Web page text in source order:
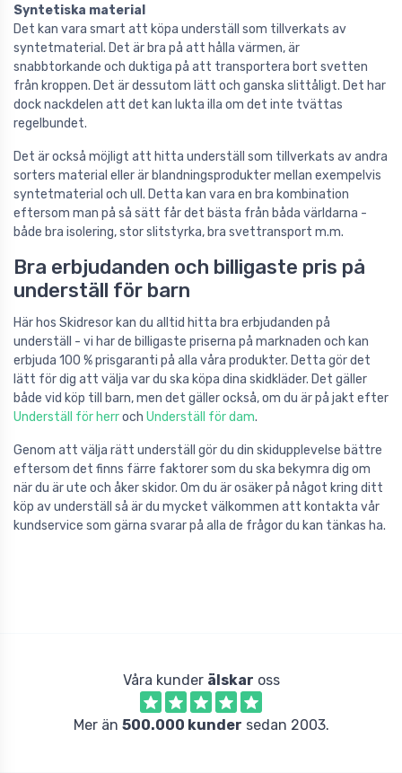
Syntetiska material
Det kan vara smart att köpa underställ som tillverkats av
syntetmaterial. Det är bra på att hålla värmen, är
snabbtorkande och duktiga på att transportera bort svetten
från kroppen. Det är dessutom lätt och ganska slittåligt. Det har
dock nackdelen att det kan lukta illa om det inte tvättas
regelbundet.
Det är också möjligt att hitta underställ som tillverkats av andra
sorters material eller är blandningsprodukter mellan exempelvis
syntetmaterial och ull. Detta kan vara en bra kombination
eftersom man på så sätt får det bästa från båda världarna -
både bra isolering, stor slitstyrka, bra svettransport m.m.
Bra erbjudanden och billigaste pris på
underställ för barn
Här hos Skidresor kan du alltid hitta bra erbjudanden på
underställ - vi har de billigaste priserna på marknaden och kan
erbjuda 100 % prisgaranti på alla våra produkter. Detta gör det
lätt för dig att välja var du ska köpa dina skidkläder. Det gäller
både vid köp till barn, men det gäller också, om du är på jakt efter
Underställ för herroch Underställ för dam.
Genom att välja rätt underställ gör du din skidupplevelse bättre
eftersom det finns färre faktorer som du ska bekymra dig om
när du är ute och åker skidor. Om du är osäker på något kring ditt
köp av underställ så är du mycket välkommen att kontakta vår
kundservice som gärna svarar på alla de frågor du kan tänkas ha.
Våra kunder älskar oss
Mer än 500.000 kunder sedan 2003.